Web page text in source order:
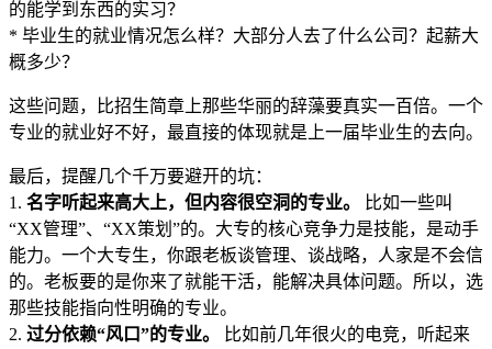
的能学到东西的实习？
* 毕业生的就业情况怎么样？大部分人去了什么公司？起薪大
概多少？
这些问题，比招生简章上那些华丽的辞藻要真实一百倍。一个
专业的就业好不好，最直接的体现就是上一届毕业生的去向。
最后，提醒几个千万要避开的坑：
1. 名字听起来高大上，但内容很空洞的专业。
比如一些叫
“XX管理”、“XX策划”的。大专的核心竞争力是技能，是动手
能力。一个大专生，你跟老板谈管理、谈战略，人家是不会信
的。老板要的是你来了就能干活，能解决具体问题。所以，选
那些技能指向性明确的专业。
2. 过分依赖“风口”的专业。
比如前几年很火的电竞，听起来